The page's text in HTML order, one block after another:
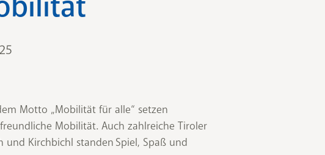
Motto „Mobilität für alle“ setzen
Mobilität. Auch zahlreiche Tiroler
Kirchbichl standen Spiel, Spaß und